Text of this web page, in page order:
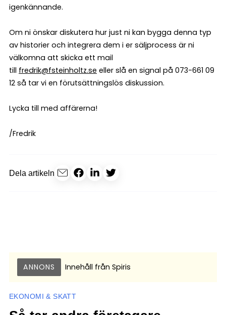
igenkännande.
Om ni önskar diskutera hur just ni kan bygga denna typ
av historier och integrera dem i er säljprocess är ni
välkomna att skicka ett mail
till fredrik@fsteinholtz.se eller slå en signal på 073-661 09
12 så tar vi en förutsättningslös diskussion.
Lycka till med affärerna!
/Fredrik
Dela artikeln
ANNONS Innehåll från Spiris
EKONOMI & SKATT